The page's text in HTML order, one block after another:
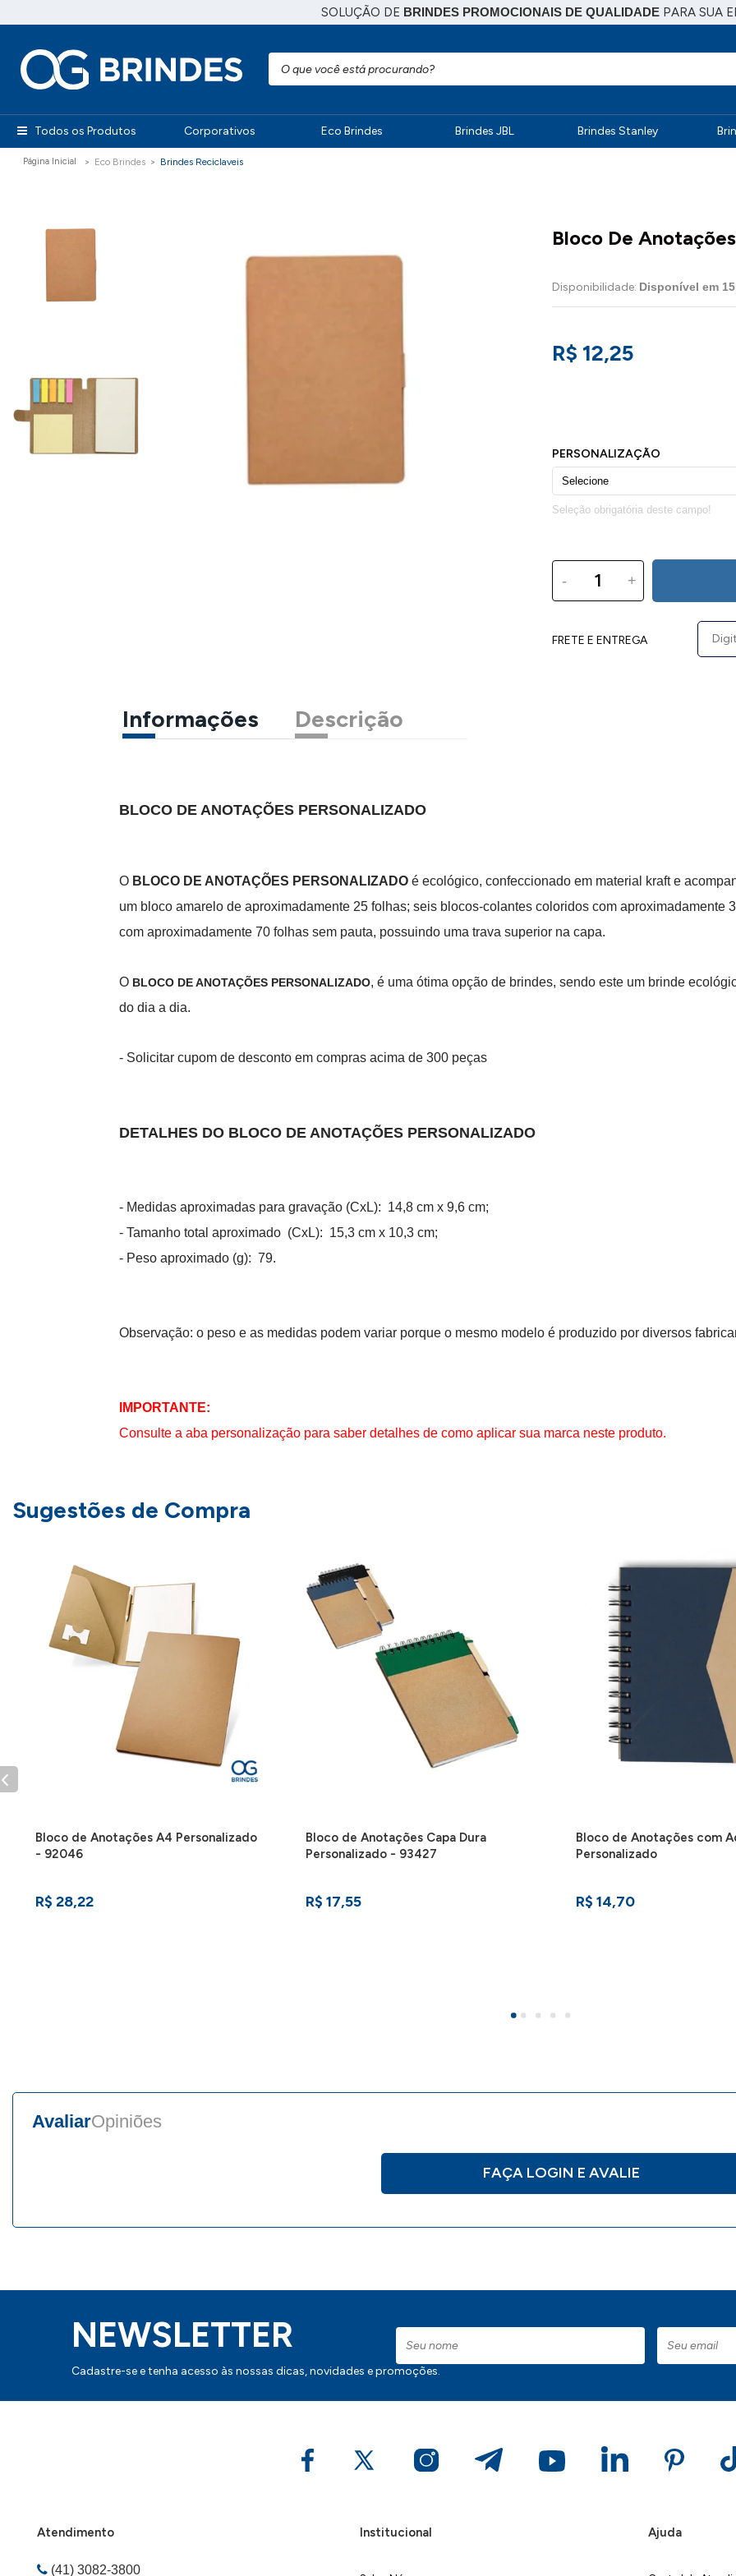
SOLUÇÃO DE BRINDES PROMOCIONAIS DE QUALIDADEPARA SUA
Todos os Produtos Corporativos Eco Brindes Brindes JBL Brindes Stanley
Eco Brindes Brindes Reciclaveis
Bloco De
Disponibilidade: Disponível em 15
R$ 12,25
- +
FRETE E ENTREGA
Informações Descrição
BLOCO DE ANOTAÇÕES PERSONALIZADO
O BLOCO DE ANOTAÇÕES PERSONALIZADO é ecológico, confeccionado em material kraft e
um bloco amarelo de aproximadamente 25 folhas; seis blocos-colantes coloridos com aproximadamente
com aproximadamente 70 folhas sem pauta, possuindo uma trava superior na capa.
O BLOCO DE ANOTAÇÕES PERSONALIZADO, é uma ótima opção de brindes, sendo este um brinde
do dia a dia.
- Solicitar cupom de desconto em compras acima de 300 peças
DETALHES DO BLOCO DE ANOTAÇÕES PERSONALIZADO
- Medidas aproximadas para gravação (CxL): 14,8 cm x 9,6 cm;
- Tamanho total aproximado (CxL): 15,3 cm x 10,3 cm;
- Peso aproximado (g): 79.
Observação: o peso e as medidas podem variar porque o mesmo modelo é produzido por diversos
IMPORTANTE:
Consulte a aba personalização para saber detalhes de como aplicar sua marca neste produto.
Sugestões de Compra
Bloco de Anotações A4 Personalizado
- 92046
R$ 28,22
Bloco de Anotações Capa Dura
Personalizado - 93427
R$ 17,55
Bloco de Anotações com
Personalizado
R$ 14,70
AvaliarOpiniões
FAÇA LOGIN E AVALIE
NEWSLETTER
Cadastre-se e tenha acesso às nossas dicas, novidades e promoções.
Atendimento
(41) 3082-3800
Institucional Ajuda